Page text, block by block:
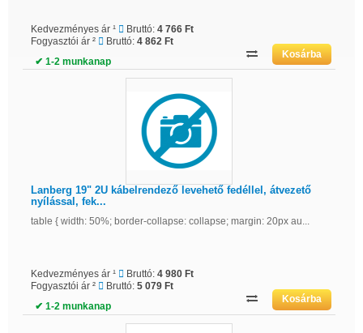
Kedvezményes ár ¹ Bruttó: 4 766 Ft
Fogyasztói ár ²
Bruttó: 4 862 Ft
✔ 1-2 munkanap
Lanberg 19" 2U kábelrendező levehető fedéllel, átvezető
nyílással, fek...
table { width: 50%; border-collapse: collapse; margin: 20px au...
Kedvezményes ár ¹ Bruttó: 4 980 Ft
Fogyasztói ár ²
Bruttó: 5 079 Ft
✔ 1-2 munkanap